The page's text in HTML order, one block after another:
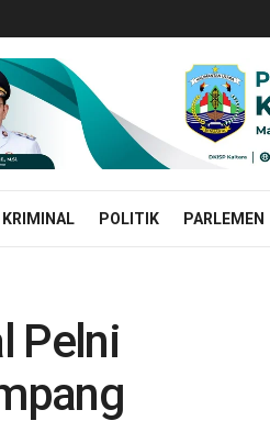
KRIMINAL POLITIK PARLEMEN
Pelni